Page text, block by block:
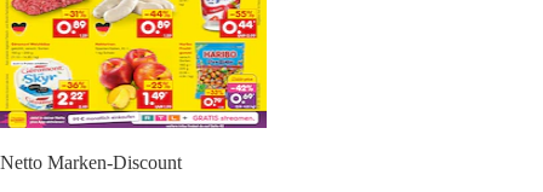
Netto Marken-Discount